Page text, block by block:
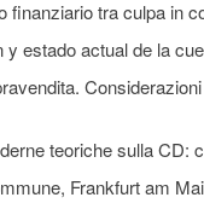
tra culpa in
estado actual de la
teoriche sulla
Frankfurt am